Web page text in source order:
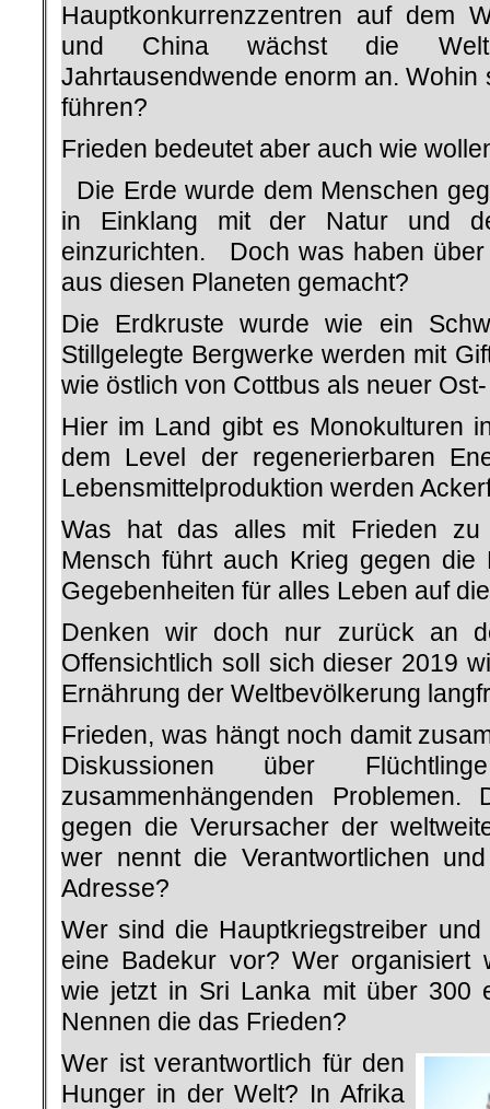
Hauptkonkurrenzzentren auf dem
und China wächst die
Jahrtausendwende enorm an.
führen?
Frieden bedeutet aber auch wie
Die Erde wurde dem Menschen
in Einklang mit der Natur und
einzurichten. Doch was haben über
aus diesen Planeten gemacht?
Die Erdkruste wurde wie ein
Stillgelegte Bergwerke werden mit
wie östlich von Cottbus als neuer
Hier im Land gibt es Monokulturen
dem Level der regenerierbaren
Lebensmittelproduktion werden
Was hat das alles mit Frieden
Mensch führt auch Krieg gegen die
Gegebenheiten für alles Leben auf
Denken wir doch nur zurück an
Offensichtlich soll sich dieser 2019
Ernährung der Weltbevölkerung
Frieden, was hängt noch damit
Diskussionen über
zusammenhängenden
gegen die Verursacher der
wer nennt die Verantwortlichen
Adresse?
Wer sind die Hauptkriegstreiber
eine Badekur vor? Wer organisiert
wie jetzt in Sri Lanka mit über
Nennen die das Frieden?
Wer ist verantwortlich für den
Hunger in der Welt? In Afrika